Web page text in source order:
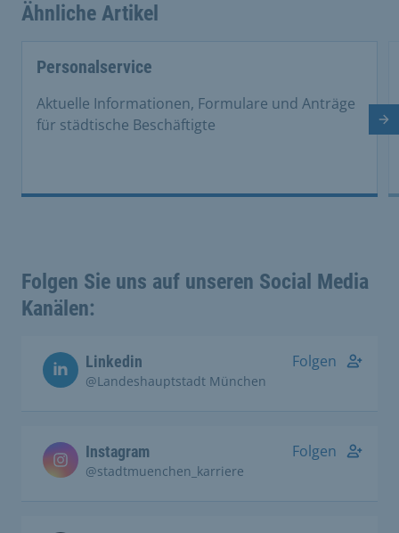
Ähnliche Artikel
Personalservice
Aktuelle Informationen, Formulare und Anträge
für städtische Beschäftigte
Folgen Sie uns auf unseren Social Media
Kanälen:
Linkedin
@Landeshauptstadt München
Folgen
Instagram
@stadtmuenchen_karriere
Folgen